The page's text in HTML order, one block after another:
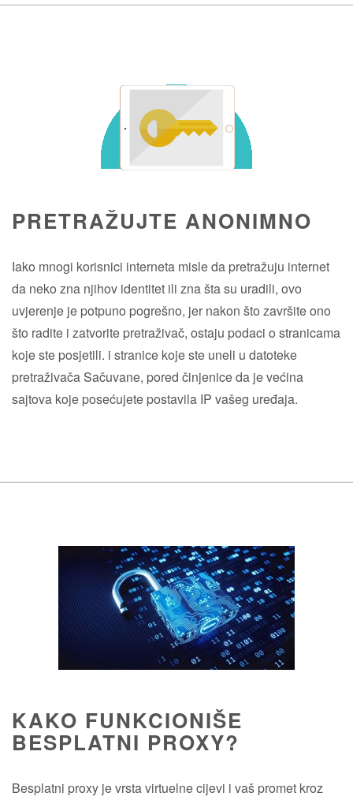
PRETRAŽUJTE ANONIMNO
Iako mnogi korisnici interneta misle da pretražuju internet
da neko zna njihov identitet ili zna šta su uradili, ovo
uvjerenje je potpuno pogrešno, jer nakon što završite ono
što radite i zatvorite pretraživač, ostaju podaci o stranicama
koje ste posjetili. i stranice koje ste uneli u datoteke
pretraživača Sačuvane, pored činjenice da je većina
sajtova koje posećujete postavila IP vašeg uređaja.
KAKO FUNKCIONIŠE
BESPLATNI PROXY?
Besplatni proxy je vrsta virtuelne cijevi i vaš promet kroz